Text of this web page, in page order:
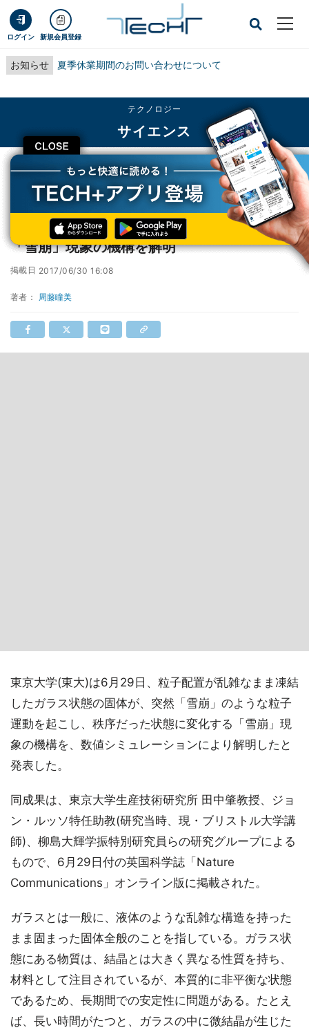
ログイン 新規会員登録
お知らせ 夏季休業期間のお問い合わせについて
CLOSE
テクノロジー
サイエンス
TECH+ テクノロジー
サイエンス
東大、ガラス状態の固体で起きるミクロな「雪崩」現象の機構を解明
東大、ガラス状態の固体で起きるミクロな
「雪崩」現象の機構を解明
掲載日 2017/06/30 16:08
著者： 周藤瞳美
東京大学(東大)は6月29日、粒子配置が乱雑なまま凍結
したガラス状態の固体が、突然「雪崩」のような粒子
運動を起こし、秩序だった状態に変化する「雪崩」現
象の機構を、数値シミュレーションにより解明したと
発表した。
同成果は、東京大学生産技術研究所 田中肇教授、ジョ
ン・ルッソ特任助教(研究当時、現・ブリストル大学講
師)、柳島大輝学振特別研究員らの研究グループによる
もので、6月29日付の英国科学誌「Nature
Communications」オンライン版に掲載された。
ガラスとは一般に、液体のような乱雑な構造を持った
まま固まった固体全般のことを指している。ガラス状
態にある物質は、結晶とは大きく異なる性質を持ち、
材料として注目されているが、本質的に非平衡な状態
であるため、長期間での安定性に問題がある。たとえ
ば、長い時間がたつと、ガラスの中に微結晶が生じた